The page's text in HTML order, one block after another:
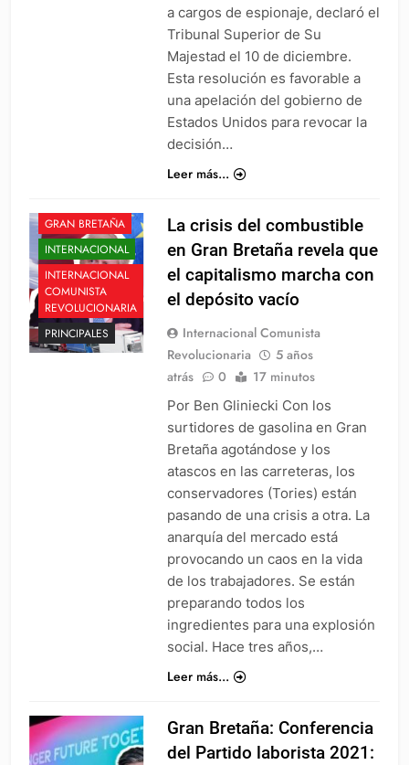
a cargos de espionaje, declaró el
Tribunal Superior de Su
Majestad el 10 de diciembre.
Esta resolución es favorable a
una apelación del gobierno de
Estados Unidos para revocar la
decisión…
Leer más...
GRAN BRETAÑA
INTERNACIONAL
INTERNACIONAL
COMUNISTA
REVOLUCIONARIA
PRINCIPALES
La crisis del combustible
en Gran Bretaña revela que
el capitalismo marcha con
el depósito vacío
Internacional Comunista
Revolucionaria
5 años
atrás
0 17 minutos
Por Ben Gliniecki Con los
surtidores de gasolina en Gran
Bretaña agotándose y los
atascos en las carreteras, los
conservadores (Tories) están
pasando de una crisis a otra. La
anarquía del mercado está
provocando un caos en la vida
de los trabajadores. Se están
preparando todos los
ingredientes para una explosión
social. Hace tres años,…
Leer más...
Gran Bretaña: Conferencia
del Partido laborista 2021: